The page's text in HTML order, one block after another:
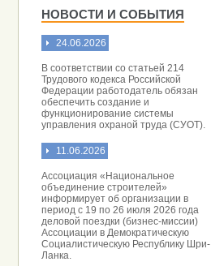
НОВОСТИ И СОБЫТИЯ
24.06.2026
В соответствии со статьей 214
Трудового кодекса Российской
Федерации работодатель обязан
обеспечить создание и
функционирование системы
управления охраной труда (СУОТ).
11.06.2026
Ассоциация «Национальное
объединение строителей»
информирует об организации в
период с 19 по 26 июля 2026 года
деловой поездки (бизнес-миссии)
Ассоциации в Демократическую
Социалистическую Республику Шри-
Ланка.